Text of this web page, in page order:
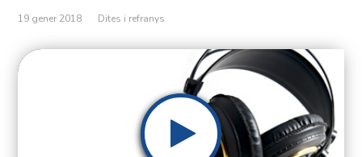
19 gener 2018 Dites i refranys